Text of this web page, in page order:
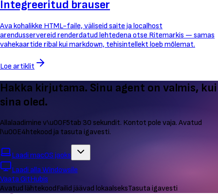
Integreeritud brauser
Ava kohalikke HTML-faile, väliseid saite ja localhost
arendusservereid renderdatud lehtedena otse Ritemarkis — samas
vahekaartide ribal kui markdown, tehisintellekt loeb mõlemat.
Loe artiklit
Hakka kirjutama. Sinu agent on valmis, kui
sina oled.
Allalaadimine v\u00F5tab 30 sekundit. Kontot pole vaja. Avatud
l\u00E4htekood ja tasuta igavesti.
Laadi macOS jaoks
Laadi alla Windowsile
Vaata GitHubis
Avatud lähtekoodFailid jäävad lokaalseksTasuta igavesti